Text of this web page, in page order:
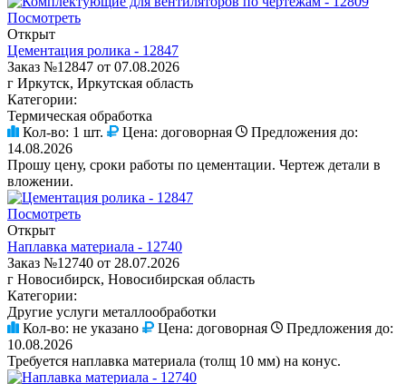
Посмотреть
Открыт
Цементация ролика - 12847
Заказ №12847 от 07.08.2026
г Иркутск, Иркутская область
Категории:
Термическая обработка
Кол-во: 1 шт. Цена: договорная
Предложения до:
14.08.2026
Прошу цену, сроки работы по цементации. Чертеж детали в
вложении.
Посмотреть
Открыт
Наплавка материала - 12740
Заказ №12740 от 28.07.2026
г Новосибирск, Новосибирская область
Категории:
Другие услуги металлообработки
Кол-во: не указано Цена: договорная
Предложения до:
10.08.2026
Требуется наплавка материала (толщ 10 мм) на конус.